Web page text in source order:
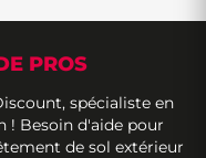
PROS
spécialiste en
! Besoin d'aide pour
de sol extérieur